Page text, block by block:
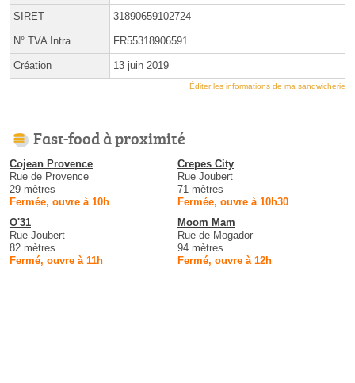
SIRET 31890659102724
N° TVA Intra. FR55318906591
Création 13 juin 2019
Éditer les informations de ma sandwicherie
Fast-food à proximité
Cojean Provence
Rue de Provence
29 mètres
Fermée, ouvre à 10h
Crepes City
Rue Joubert
71 mètres
Fermée, ouvre à 10h30
O'31
Rue Joubert
82 mètres
Fermé, ouvre à 11h
Moom Mam
Rue de Mogador
94 mètres
Fermé, ouvre à 12h